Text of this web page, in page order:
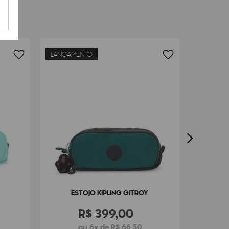
LANÇAMENTO
ESTOJO KIPLING GITROY
R$ 399,00